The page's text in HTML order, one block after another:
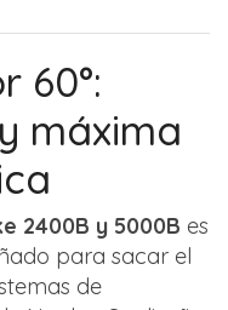
60°:
máxima
2400B y 5000B es
para sacar el
de